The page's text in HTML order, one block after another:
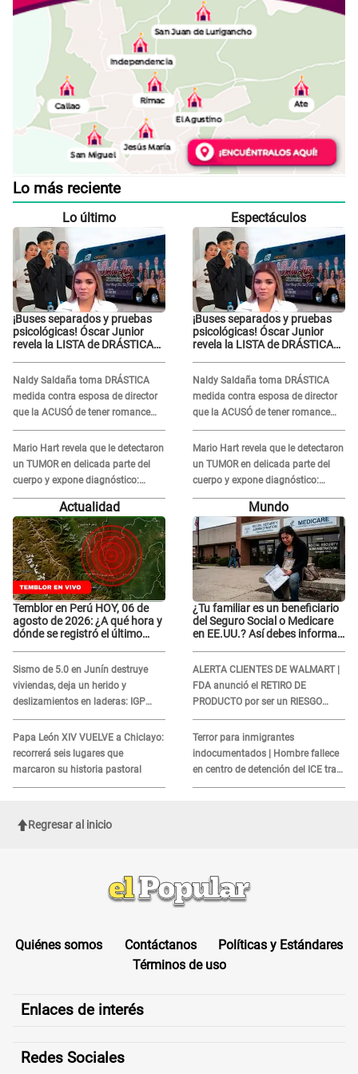
Lo más reciente
Lo último
¡Buses separados y pruebas
psicológicas! Óscar Junior
revela la LISTA de DRÁSTICAS
Naldy Saldaña
Naldy Saldaña toma DRÁSTICA
medida contra esposa de director
que la ACUSÓ de tener romance
con él: "Muy triste..."
Mario Hart revela que le detectaron
un TUMOR en delicada parte del
cuerpo y expone diagnóstico:
"Dolores muy fuertes..."
Espectáculos
¡Buses separados y pruebas
psicológicas! Óscar Junior
revela la LISTA de DRÁSTICAS
Naldy Saldaña
Naldy Saldaña toma DRÁSTICA
medida contra esposa de director
que la ACUSÓ de tener romance
con él: "Muy triste..."
Mario Hart revela que le detectaron
un TUMOR en delicada parte del
cuerpo y expone diagnóstico:
"Dolores muy fuertes..."
Actualidad
Temblor en Perú HOY, 06 de
agosto de 2026: ¿A qué hora y
dónde se registró el último
Sismo de 5.0 en Junín destruye
viviendas, deja un herido y
deslizamientos en laderas: IGP
alerta sobre posibles réplicas
Papa León XIV VUELVE a Chiclayo:
recorrerá seis lugares que
marcaron su historia pastoral
Mundo
¿Tu familiar es un beneficiario
del Seguro Social o Medicare
en EE.UU.? Así debes informar
ALERTA CLIENTES DE WALMART |
FDA anunció el RETIRO DE
PRODUCTO por ser un RIESGO
MORTAL para consumidores: ¿Cuál
es?
Terror para inmigrantes
indocumentados | Hombre fallece
en centro de detención del ICE tras
sufrir una "emergencia médica"
Regresar al inicio
Quiénes somos Contáctanos
Políticas y Estándares
Términos de uso
Enlaces de interés
Redes Sociales